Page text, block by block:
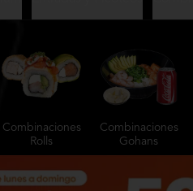
Combinaciones
Rolls
Combinaciones
Gohans